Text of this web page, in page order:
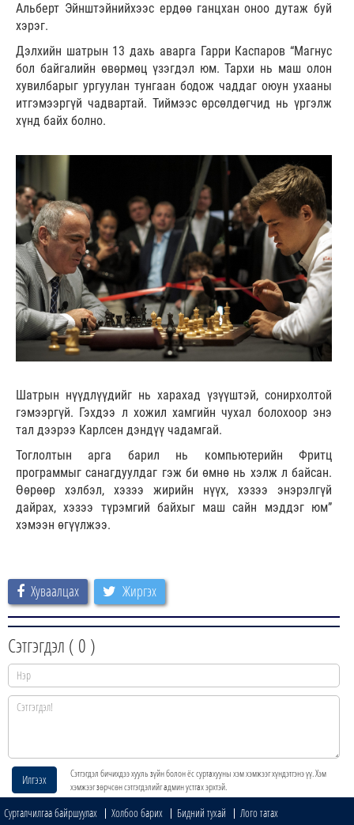
Альберт Эйнштэйнийхээс ердөө ганцхан оноо дутаж буй
хэрэг.
Дэлхийн шатрын 13 дахь аварга Гарри Каспаров “Магнус
бол байгалийн өвөрмөц үзэгдэл юм. Тархи нь маш олон
хувилбарыг ургуулан тунгаан бодож чаддаг оюун ухааны
итгэмээргүй чадвартай. Тиймээс өрсөлдөгчид нь үргэлж
хүнд байх болно.
Шатрын нүүдлүүдийг нь харахад үзүүштэй, сонирхолтой
гэмээргүй. Гэхдээ л хожил хамгийн чухал болохоор энэ
тал дээрээ Карлсен дэндүү чадамгай.
Тоглолтын арга барил нь компьютерийн Фритц
программыг санагдуулдаг гэж би өмнө нь хэлж л байсан.
Өөрөөр хэлбэл, хэзээ жирийн нүүх, хэзээ энэрэлгүй
дайрах, хэзээ түрэмгий байхыг маш сайн мэддэг юм”
хэмээн өгүүлжээ.
Хуваалцах Жиргэх
Сэтгэгдэл ( 0 )
Илгээх
Сэтгэгдэл бичихдээ хууль зүйн болон ёс суртахууны хэм хэмжээг хүндэтгэнэ үү. Хэм
хэмжээг зөрчсөн сэтгэгдэлийг админ устгах эрхтэй.
Сурталчилгаа байршуулах Холбоо барих Бидний тухай
Лого татах